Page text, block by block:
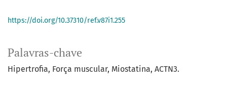
Palavras-chave
Hipertrofia Força muscular Miostatina ACTN3.
https://doi.org/10.37310/ref.v87i1.255